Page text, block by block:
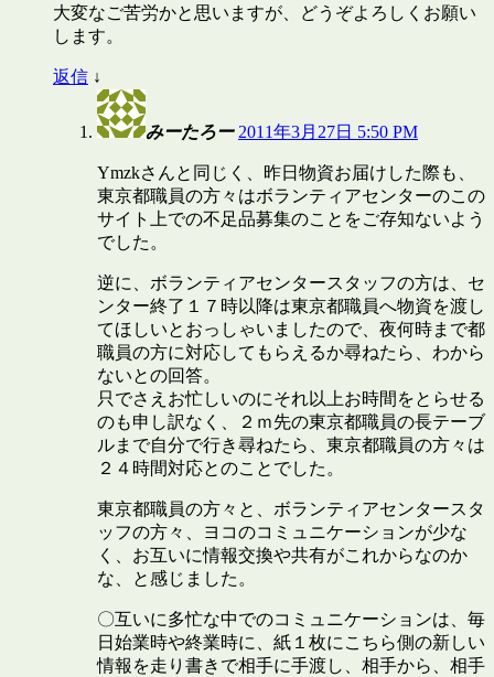
大変なご苦労かと思いますが、どうぞよろしくお願い
します。
返信 ↓
みーたろー 2011年3月27日 5:50 PM
Ymzkさんと同じく、昨日物資お届けした際も、
東京都職員の方々はボランティアセンターのこの
サイト上での不足品募集のことをご存知ないよう
でした。
逆に、ボランティアセンタースタッフの方は、セ
ンター終了１７時以降は東京都職員へ物資を渡し
てほしいとおっしゃいましたので、夜何時まで都
職員の方に対応してもらえるか尋ねたら、わから
ないとの回答。
只でさえお忙しいのにそれ以上お時間をとらせる
のも申し訳なく、２ｍ先の東京都職員の長テーブ
ルまで自分で行き尋ねたら、東京都職員の方々は
２４時間対応とのことでした。
東京都職員の方々と、ボランティアセンタースタ
ッフの方々、ヨコのコミュニケーションが少な
く、お互いに情報交換や共有がこれからなのか
な、と感じました。
〇互いに多忙な中でのコミュニケーションは、毎
日始業時や終業時に、紙１枚にこちら側の新しい
情報を走り書きで相手に手渡し、相手から、相手